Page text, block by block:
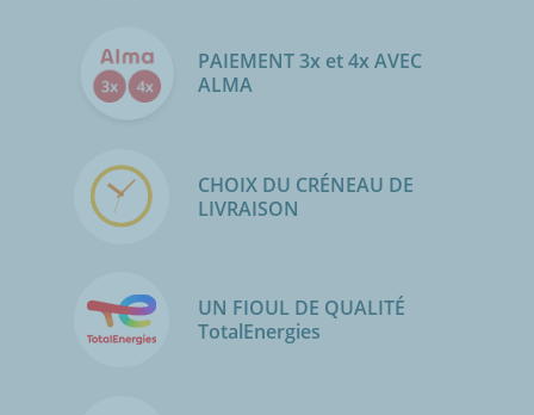
PAIEMENT 3x et 4x AVEC
ALMA
CHOIX DU CRÉNEAU DE
LIVRAISON
UN FIOUL DE QUALITÉ
TotalEnergies